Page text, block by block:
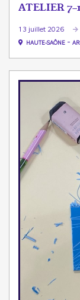
ATELIER 7-
13 juillet 2026
HAUTE-SAÔNE -